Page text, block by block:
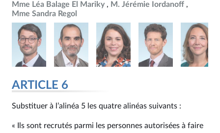
Mme Léa Balage El Mariky
M. Jérémie Iordanoff
Mme Sandra Regol
ARTICLE 6
Substituer à l’alinéa 5 les quatre alinéas suivants :
« Ils sont recrutés parmi les personnes autorisées à faire